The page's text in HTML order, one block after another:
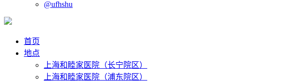
@ufhshu
首页
地点
上海和睦家医院（长宁院区）
上海和睦家医院（浦东院区）